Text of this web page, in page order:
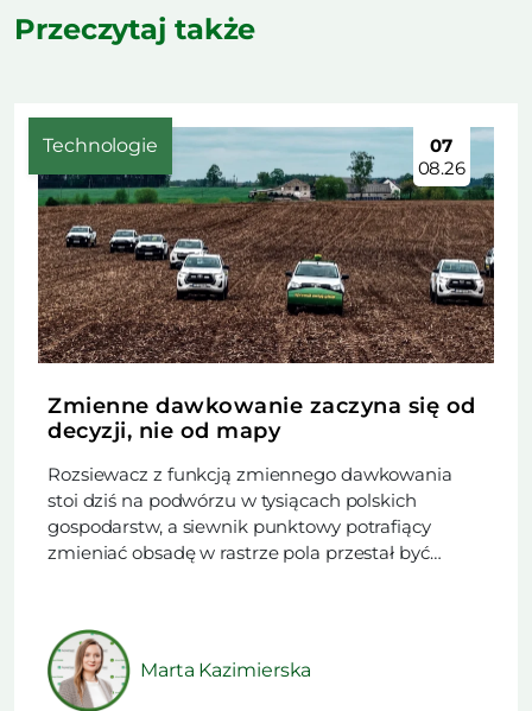
Przeczytaj także
Technologie
07
08.26
Zmienne dawkowanie zaczyna się od
decyzji, nie od mapy
Rozsiewacz z funkcją zmiennego dawkowania
stoi dziś na podwórzu w tysiącach polskich
gospodarstw, a siewnik punktowy potrafiący
zmieniać obsadę w rastrze pola przestał być
technologia ma obniżyć koszt nawożenia, czy
podnieść plon. Ten artykuł powstał na podstawie
materiału opublikowanego w najnowszym
Marta Kazimierska